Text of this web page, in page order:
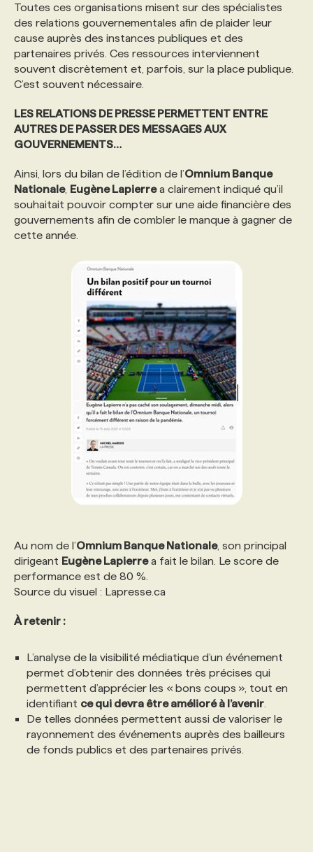
Toutes ces organisations misent sur des spécialistes
des relations gouvernementales afin de plaider leur
cause auprès des instances publiques et des
partenaires privés. Ces ressources interviennent
souvent discrètement et, parfois, sur la place publique.
C’est souvent nécessaire.
LES RELATIONS DE PRESSE PERMETTENT ENTRE
AUTRES DE PASSER DES MESSAGES AUX
GOUVERNEMENTS…
Ainsi, lors du bilan de l’édition de l’Omnium Banque
Nationale, Eugène Lapierrea clairement indiqué qu’il
souhaitait pouvoir compter sur une aide financière des
gouvernements afin de combler le manque à gagner de
cette année.
Au nom de l’Omnium Banque Nationale, son principal
dirigeant Eugène Lapierrea fait le bilan. Le score de
performance est de 80 %.
Source du visuel : Lapresse.ca
À retenir :
L’analyse de la visibilité médiatique d’un événement
permet d’obtenir des données très précises qui
permettent d’apprécier les « bons coups », tout en
identifiant ce qui devra êtreamélioré à l’avenir
De telles données permettent aussi de valoriser le
rayonnement des événements auprès des bailleurs
de fonds publics et des partenaires privés.